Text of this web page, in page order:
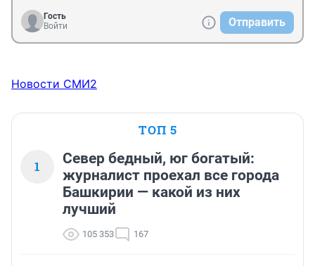
Гость
Войти
Отправить
Новости СМИ2
ТОП 5
1
Север бедный, юг богатый:
журналист проехал все города
Башкирии — какой из них
лучший
105 353 167